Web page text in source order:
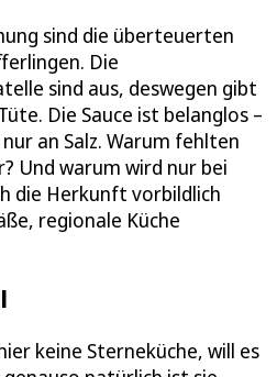
sind die überteuerten
Die
sind aus, deswegen gibt
Die Sauce ist belanglos –
an Salz. Warum fehlten
Und warum wird nur bei
die Herkunft vorbildlich
regionale Küche
keine Sterneküche, will es